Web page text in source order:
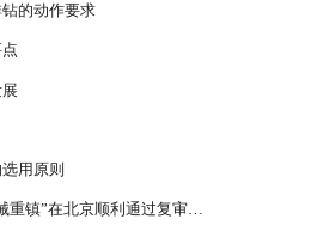
的动作要求
用原则
重镇”在北京顺利通过复审…